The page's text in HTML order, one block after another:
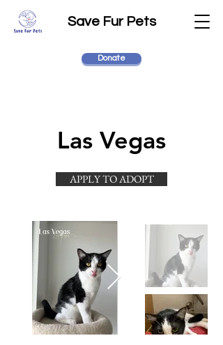
Save Fur Pets
Donate
Las Vegas
APPLY TO ADOPT